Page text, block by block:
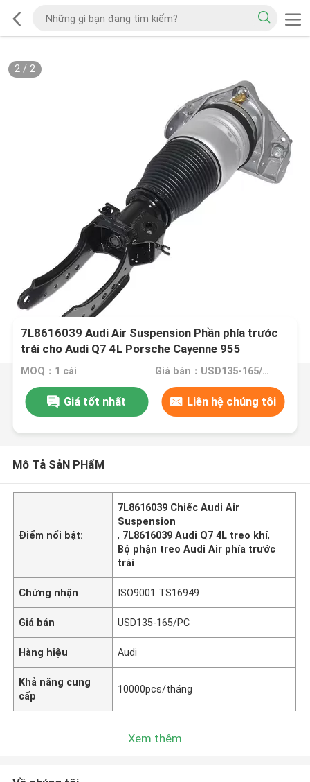
2/ 2
7L8616039 Audi Air Suspension Phần phía trước
trái cho Audi Q7 4L Porsche Cayenne 955
MOQ：1 cái Giá bán：USD135-165/PC
Giá tốt nhất Liên hệ chúng tôi
Mô Tả SảN PHẩM
Điểm nổi bật:
7L8616039 Chiếc Audi Air
Suspension
, 7L8616039 Audi Q7 4L treo khí,
Bộ phận treo Audi Air phía trước
trái
Chứng nhận ISO9001 TS16949
Giá bán USD135-165/PC
Hàng hiệu Audi
Khả năng cung
cấp
10000pcs/tháng
Xem thêm